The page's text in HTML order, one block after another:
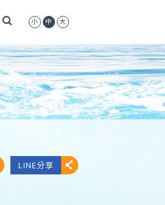
小 中 大
LINE分享